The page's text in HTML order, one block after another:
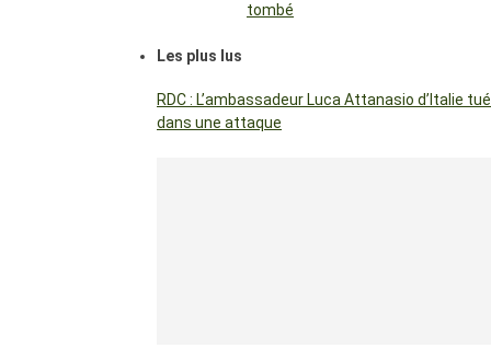
tombé
Les plus lus
RDC : L’ambassadeur Luca Attanasio d’Italie tué
dans une attaque